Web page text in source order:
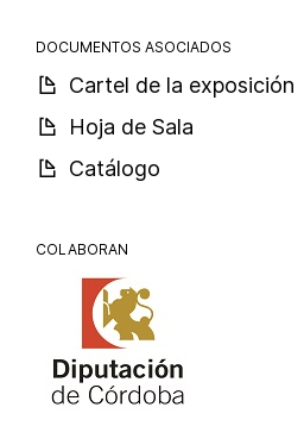
DOCUMENTOS ASOCIADOS
Cartel de la exposición
Hoja de Sala
Catálogo
COLABORAN